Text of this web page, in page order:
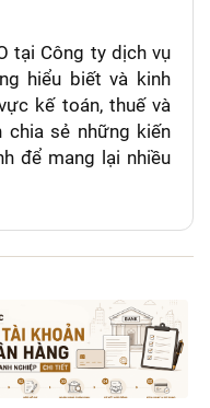
tại Công ty dịch vụ
hiểu biết và kinh
kế toán, thuế và
chia sẻ những kiến
để mang lại nhiều